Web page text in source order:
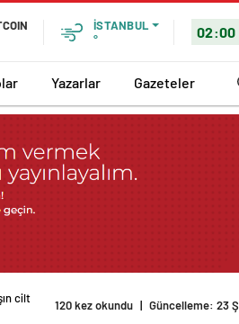
İSTANBUL
°
02:00
Yazarlar Gazeteler
cilt
120 kez okundu | Güncelleme: 23